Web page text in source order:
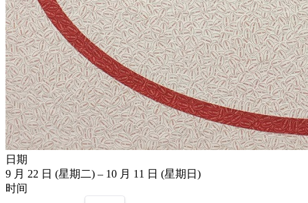
日期
9 月 22 日 (星期二) – 10 月 11 日 (星期日)
时间